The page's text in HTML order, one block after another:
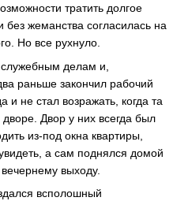
тратить долгое
жеманства согласилась на
Но все рухнуло.
делам и,
раньше закончил рабочий
и не стал возражать, когда та
Двор у них всегда был
из-под окна квартиры,
а сам поднялся домой
выходу.
всполошный